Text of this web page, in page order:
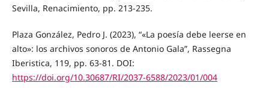
Sevilla, Renacimiento, pp. 213-235.
Plaza González, Pedro J. (2023), “«La poesía debe leerse en
alto»: los archivos sonoros de Antonio Gala”, Rassegna
Iberistica, 119, pp. 63-81. DOI:
https://doi.org/10.30687/RI/2037-6588/2023/01/004